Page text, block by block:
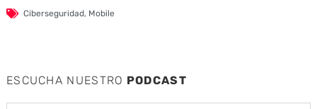
Ciberseguridad, Mobile
ESCUCHA NUESTRO PODCAST